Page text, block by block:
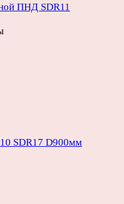
ПНД SDR11
SDR17 D900мм